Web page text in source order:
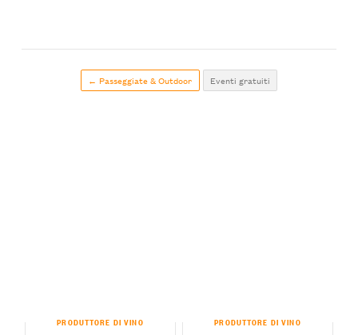
← Passeggiate & Outdoor Eventi gratuiti
PRODUTTORE DI VINO PRODUTTORE DI VINO